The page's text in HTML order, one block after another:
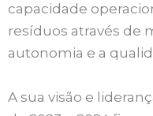
capacidade
resíduos através de
autonomia e a
A sua visão e